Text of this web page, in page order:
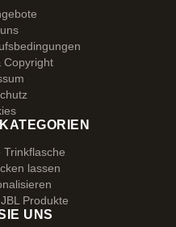
Copyright
Trinkflasche
lassen
Produkte
UNS